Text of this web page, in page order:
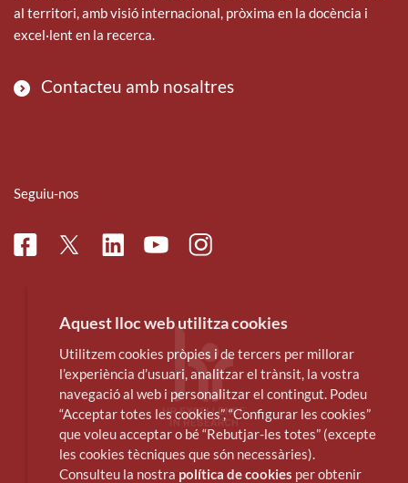
al territori, amb visió internacional, pròxima en la docència i
excel·lent en la recerca.
Contacteu amb nosaltres
Seguiu-nos
FacebookTwitterLinkedinYoutubeInstagram
Aquest lloc web utilitza cookies
Utilitzem cookies pròpies i de tercers per millorar
l’experiència d’usuari, analitzar el trànsit, la vostra
navegació al web i personalitzar el contingut. Podeu
“Acceptar totes les cookies”, “Configurar les cookies”
que voleu acceptar o bé “Rebutjar-les totes” (excepte
les cookies tècniques que són necessàries).
Consulteu la nostra política de cookies per obtenir